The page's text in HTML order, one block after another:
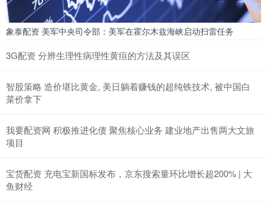
象泰配资 美军中央司令部：美军在霍尔木兹海峡启动扫雷任务
3G配资 分辨生理性病理性黄疸的方法及其误区
智股策略 造价堪比黄金, 美日躺着赚钱的超纯铁技术, 被中国白
菜价拿下
我要配资网 积极推进化债 聚焦核心业务 建业地产出售两大文旅
项目
宝货配资 充电宝新国标发布，京东搜索量环比增长超200% | 大
鱼财经